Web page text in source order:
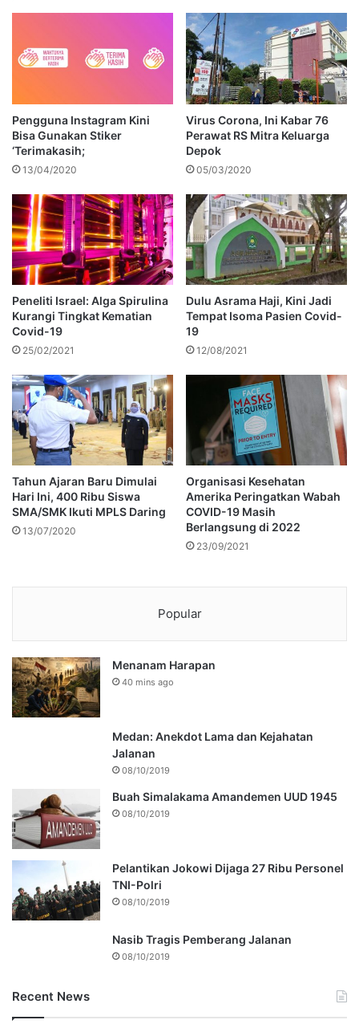
Pengguna Instagram Kini
Bisa Gunakan Stiker
‘Terimakasih;
13/04/2020
Virus Corona, Ini Kabar 76
Perawat RS Mitra Keluarga
Depok
05/03/2020
Peneliti Israel: Alga Spirulina
Kurangi Tingkat Kematian
Covid-19
25/02/2021
Dulu Asrama Haji, Kini Jadi
Tempat Isoma Pasien Covid-
19
12/08/2021
Tahun Ajaran Baru Dimulai
Hari Ini, 400 Ribu Siswa
SMA/SMK Ikuti MPLS Daring
13/07/2020
Organisasi Kesehatan
Amerika Peringatkan Wabah
COVID-19 Masih
Berlangsung di 2022
23/09/2021
Popular
Menanam Harapan
40 mins ago
Medan: Anekdot Lama dan Kejahatan
Jalanan
08/10/2019
Buah Simalakama Amandemen UUD 1945
08/10/2019
Pelantikan Jokowi Dijaga 27 Ribu Personel
TNI-Polri
08/10/2019
Nasib Tragis Pemberang Jalanan
08/10/2019
Recent News